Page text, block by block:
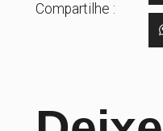
Compartilhe :